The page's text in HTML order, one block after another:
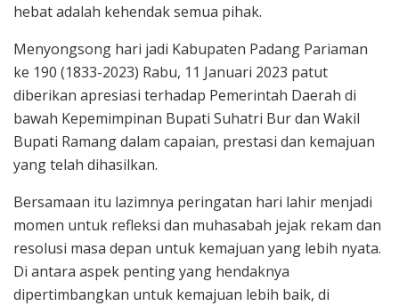
hebat adalah kehendak semua pihak.
Menyongsong hari jadi Kabupaten Padang Pariaman
ke 190 (1833-2023) Rabu, 11 Januari 2023 patut
diberikan apresiasi terhadap Pemerintah Daerah di
bawah Kepemimpinan Bupati Suhatri Bur dan Wakil
Bupati Ramang dalam capaian, prestasi dan kemajuan
yang telah dihasilkan.
Bersamaan itu lazimnya peringatan hari lahir menjadi
momen untuk refleksi dan muhasabah jejak rekam dan
resolusi masa depan untuk kemajuan yang lebih nyata.
Di antara aspek penting yang hendaknya
dipertimbangkan untuk kemajuan lebih baik, di